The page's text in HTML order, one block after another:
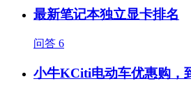
最新笔记本独立显卡排名
问答 6
小牛KCiti电动车优惠购，